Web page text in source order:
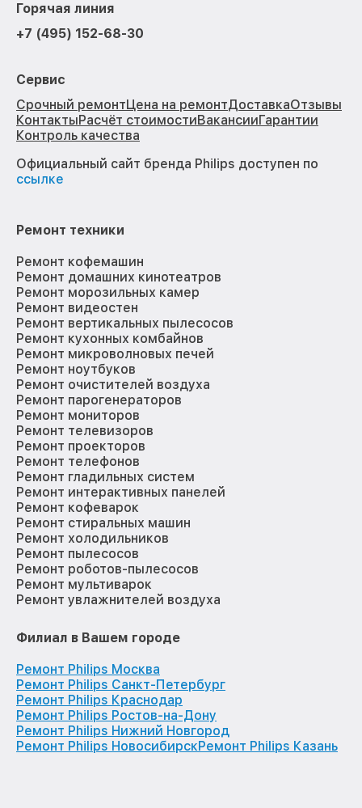
Горячая линия
+7 (495) 152-68-30
Сервис
Срочный ремонтЦена на ремонтДоставкаОтзывы
КонтактыРасчёт стоимостиВакансииГарантии
Контроль качества
Официальный сайт бренда Philips доступен по
ссылке
Ремонт техники
Ремонт кофемашин
Ремонт домашних кинотеатров
Ремонт морозильных камер
Ремонт видеостен
Ремонт вертикальных пылесосов
Ремонт кухонных комбайнов
Ремонт микроволновых печей
Ремонт ноутбуков
Ремонт очистителей воздуха
Ремонт парогенераторов
Ремонт мониторов
Ремонт телевизоров
Ремонт проекторов
Ремонт телефонов
Ремонт гладильных систем
Ремонт интерактивных панелей
Ремонт кофеварок
Ремонт стиральных машин
Ремонт холодильников
Ремонт пылесосов
Ремонт роботов-пылесосов
Ремонт мультиварок
Ремонт увлажнителей воздуха
Филиал в Вашем городе
Ремонт Philips Москва
Ремонт Philips Санкт-Петербург
Ремонт Philips Краснодар
Ремонт Philips Ростов-на-Дону
Ремонт Philips Нижний Новгород
Ремонт Philips НовосибирскРемонт Philips Казань